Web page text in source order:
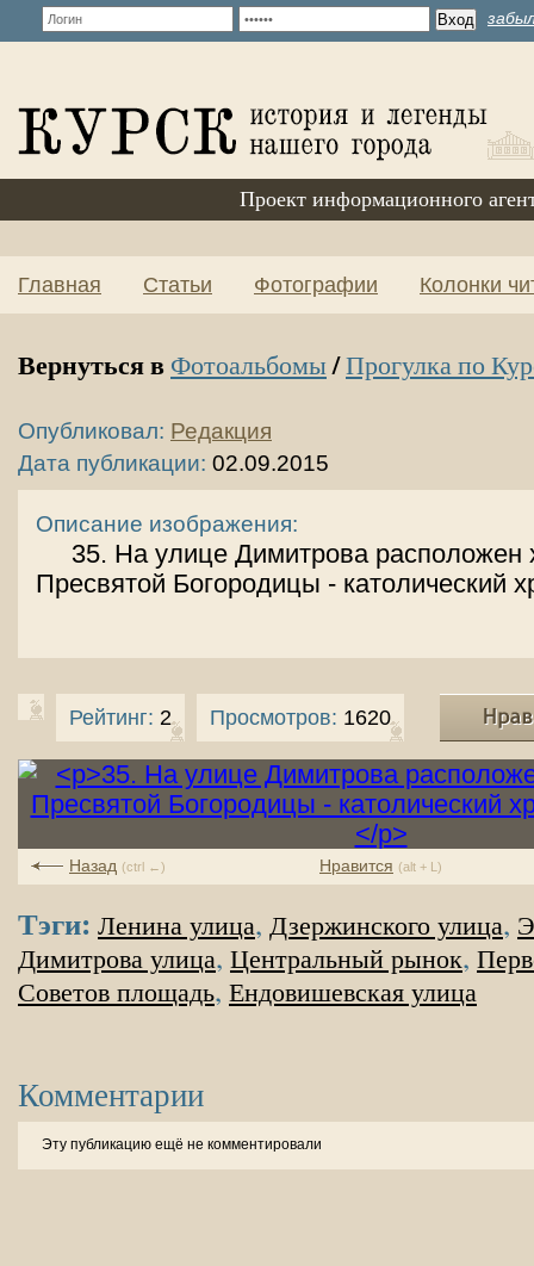
Проект информационного
Главная Статьи Фотографии Колонки
Вернуться в Фотоальбомы/Прогулка по
Опубликовал: Редакция
Дата публикации: 02.09.2015
Описание изображения:
35. На улице Димитрова расположен
Пресвятой Богородицы - католический
Рейтинг: 2 Просмотров: 1620
Нравится (alt + L)
Назад (ctrl ←)
Тэги: Ленина улица, Дзержинского улица,
Димитрова улица, Центральный рынок,
Советов площадь, Ендовишевская улица
Комментарии
Эту публикацию ещё не комментировали